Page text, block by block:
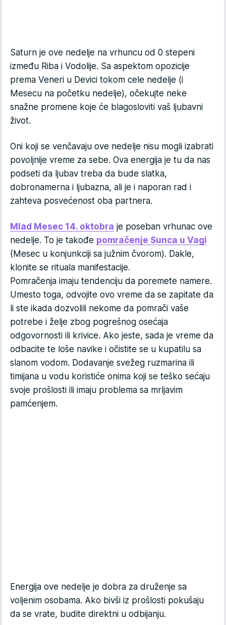
Saturn je ove nedelje na vrhuncu od 0 stepeni
između Riba i Vodolije. Sa aspektom opozicije
prema Veneri u Devici tokom cele nedelje (i
Mesecu na početku nedelje), očekujte neke
snažne promene koje će blagosloviti vaš ljubavni
život.
Oni koji se venčavaju ove nedelje nisu mogli izabrati
povoljnije vreme za sebe. Ova energija je tu da nas
podseti da ljubav treba da bude slatka,
dobronamerna i ljubazna, ali je i naporan rad i
zahteva posvećenost oba partnera.
Mlad Mesec 14. oktobra je poseban vrhunac ove
nedelje. To je takođe pomračenje Sunca u Vagi
(Mesec u konjunkciji sa južnim čvorom). Dakle,
klonite se rituala manifestacije.
Pomračenja imaju tendenciju da poremete namere.
Umesto toga, odvojite ovo vreme da se zapitate da
li ste ikada dozvolili nekome da pomrači vaše
potrebe i želje zbog pogrešnog osećaja
odgovornosti ili krivice. Ako jeste, sada je vreme da
odbacite te loše navike i očistite se u kupatilu sa
slanom vodom. Dodavanje svežeg ruzmarina ili
timijana u vodu koristiće onima koji se teško sećaju
svoje prošlosti ili imaju problema sa mrljavim
pamćenjem.
Energija ove nedelje je dobra za druženje sa
voljenim osobama. Ako bivši iz prošlosti pokušaju
da se vrate, budite direktni u odbijanju.